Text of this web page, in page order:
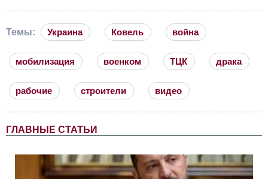
Темы: Украина Ковель война
мобилизация военком ТЦК драка
рабочие строители видео
ГЛАВНЫЕ СТАТЬИ